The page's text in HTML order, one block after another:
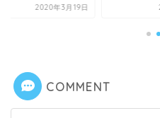
2021年6月19日
COMMENT